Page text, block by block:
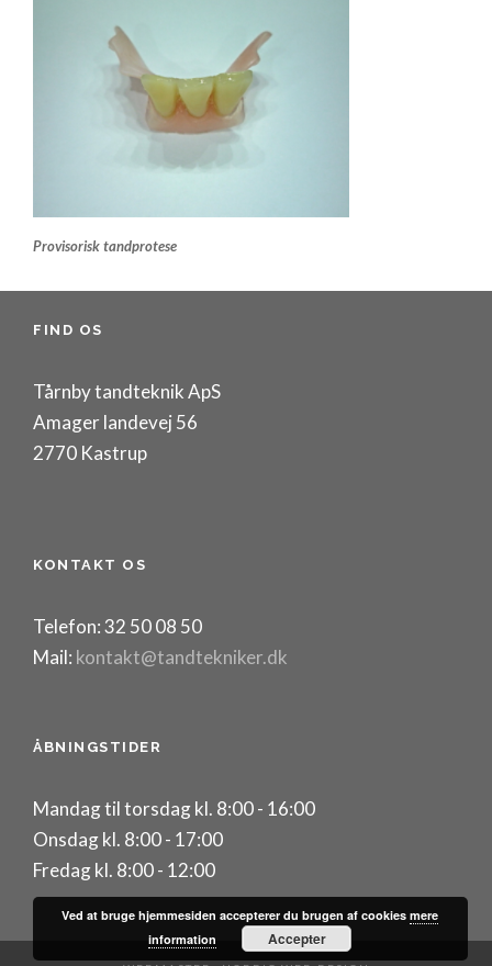
Provisorisk tandprotese
FIND OS
Tårnby tandteknik ApS
Amager landevej 56
2770 Kastrup
KONTAKT OS
Telefon: 32 50 08 50
Mail: kontakt@tandtekniker.dk
ÅBNINGSTIDER
Mandag til torsdag kl. 8:00 - 16:00
Onsdag kl. 8:00 - 17:00
Fredag kl. 8:00 - 12:00
Ved at bruge hjemmesiden accepterer du brugen af cookiesmere
information
Accepter